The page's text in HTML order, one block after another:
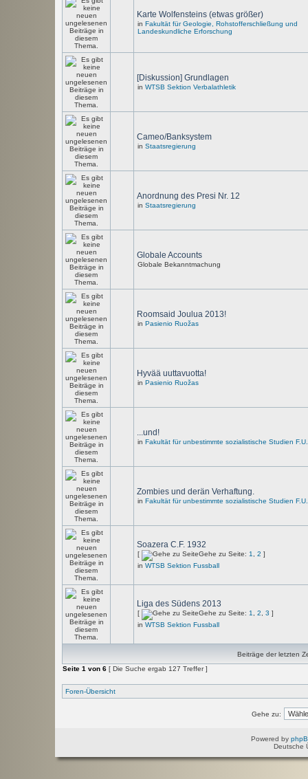
Karte Wolfensteins (etwas größer)
in Fakultät für Geologie, Rohstofferschließung und
Landeskundliche Erforschung
[Diskussion] Grundlagen
in WTSB Sektion Verbalathletik
Cameo/Banksystem
in Staatsregierung
Anordnung des Presi Nr. 12
in Staatsregierung
Globale Accounts
Globale Bekanntmachung
Roomsaid Joulua 2013!
in Pasienio Ruožas
Hyvää uuttavuotta!
in Pasienio Ruožas
...und!
in Fakultät für unbestimmte sozialistische Studien
Zombies und derän Verhaftung.
in Fakultät für unbestimmte sozialistische Studien
Soazera C.F. 1932
[ Gehe zu Seite: 1 2 ]
in WTSB Sektion Fussball
Liga des Südens 2013
[ Gehe zu Seite: 1 2 3 ]
in WTSB Sektion Fussball
Beiträge der letzten
Seite 1 von 6 [ Die Suche ergab 127 Treffer ]
Foren-Übersicht
Gehe zu:
Powered by
Deutsche